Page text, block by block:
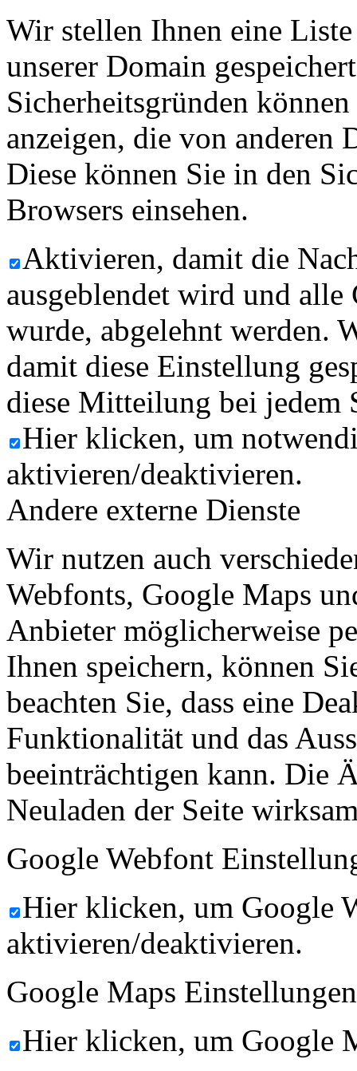
Wir stellen Ihnen eine
unserer Domain
Sicherheitsgründen
anzeigen, die von anderen
Diese können Sie in den
Browsers einsehen.
Aktivieren, damit die
ausgeblendet wird und
wurde, abgelehnt werden.
damit diese Einstellung
diese Mitteilung bei jedem
Hier klicken, um
aktivieren/deaktivieren.
Andere externe Dienste
Wir nutzen auch
Webfonts, Google Maps
Anbieter möglicherweise
Ihnen speichern, können
beachten Sie, dass eine
Funktionalität und das
beeinträchtigen kann. Die
Neuladen der Seite
Google Webfont
Hier klicken, um Google
aktivieren/deaktivieren.
Google Maps
Hier klicken, um Google